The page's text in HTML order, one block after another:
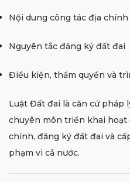
Nội dung công tác địa chính
Nguyên tắc đăng ký đất đai
Điều kiện, thẩm quyền và
Luật Đất đai là căn cứ pháp
chuyên môn triển khai hoạt
chính, đăng ký đất đai và
phạm vi cả nước.